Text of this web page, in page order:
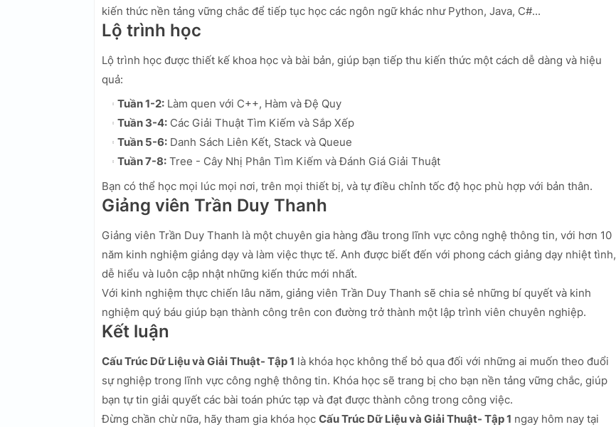
kiến thức nền tảng vững chắc để tiếp tục học các ngôn ngữ khác như Python, Java, C#...
Lộ trình học
Lộ trình học được thiết kế khoa học và bài bản, giúp bạn tiếp thu kiến thức một cách dễ dàng và hiệu
quả:
Tuần 1-2: Làm quen với C++, Hàm và Đệ Quy
Tuần 3-4: Các Giải Thuật Tìm Kiếm và Sắp Xếp
Tuần 5-6: Danh Sách Liên Kết, Stack và Queue
Tuần 7-8: Tree - Cây Nhị Phân Tìm Kiếm và Đánh Giá Giải Thuật
Bạn có thể học mọi lúc mọi nơi, trên mọi thiết bị, và tự điều chỉnh tốc độ học phù hợp với bản thân.
Giảng viên Trần Duy Thanh
Giảng viên Trần Duy Thanh là một chuyên gia hàng đầu trong lĩnh vực công nghệ thông tin, với hơn 10
năm kinh nghiệm giảng dạy và làm việc thực tế. Anh được biết đến với phong cách giảng dạy nhiệt tình,
dễ hiểu và luôn cập nhật những kiến thức mới nhất.
Với kinh nghiệm thực chiến lâu năm, giảng viên Trần Duy Thanh sẽ chia sẻ những bí quyết và kinh
nghiệm quý báu giúp bạn thành công trên con đường trở thành một lập trình viên chuyên nghiệp.
Kết luận
Cấu Trúc Dữ Liệu và Giải Thuật- Tập 1 là khóa học không thể bỏ qua đối với những ai muốn theo đuổi
sự nghiệp trong lĩnh vực công nghệ thông tin. Khóa học sẽ trang bị cho bạn nền tảng vững chắc, giúp
bạn tự tin giải quyết các bài toán phức tạp và đạt được thành công trong công việc.
Đừng chần chừ nữa, hãy tham gia khóa học Cấu Trúc Dữ Liệu và Giải Thuật- Tập 1 ngay hôm nay tại